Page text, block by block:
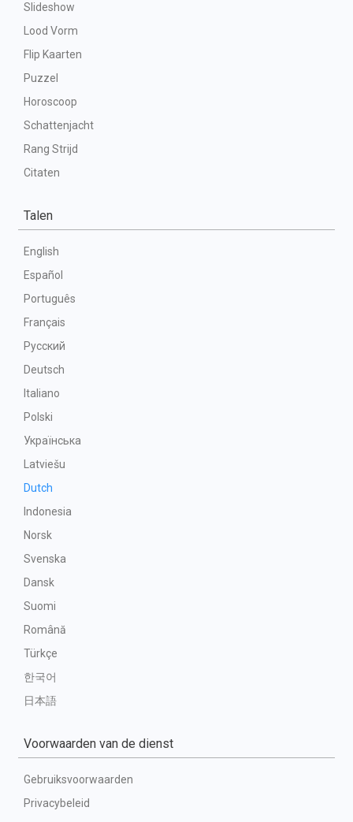
Slideshow
Lood Vorm
Flip Kaarten
Puzzel
Horoscoop
Schattenjacht
Rang Strijd
Citaten
Talen
English
Español
Português
Français
Русский
Deutsch
Italiano
Polski
Українська
Latviešu
Dutch
Indonesia
Norsk
Svenska
Dansk
Suomi
Română
Türkçe
한국어
日本語
Voorwaarden van de dienst
Gebruiksvoorwaarden
Privacybeleid